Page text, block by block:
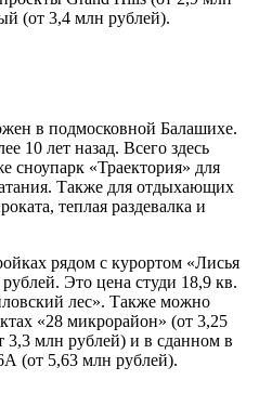
(от 3,4 млн рублей).
в подмосковной Балашихе.
10 лет назад. Всего здесь
сноупарк «Траектория» для
Также для отдыхающих
теплая раздевалка и
рядом с курортом «Лисья
Это цена студи 18,9 кв.
лес». Также можно
«28 микрорайон» (от 3,25
3,3 млн рублей) и в сданном в
(от 5,63 млн рублей).